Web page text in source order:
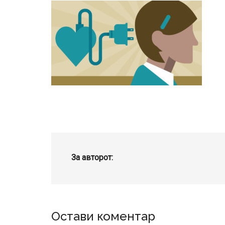
За авторот:
Reader
Остави коментар